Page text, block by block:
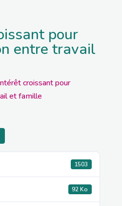
pour
entre travail
croissant pour
et famille
1503
92 Ko